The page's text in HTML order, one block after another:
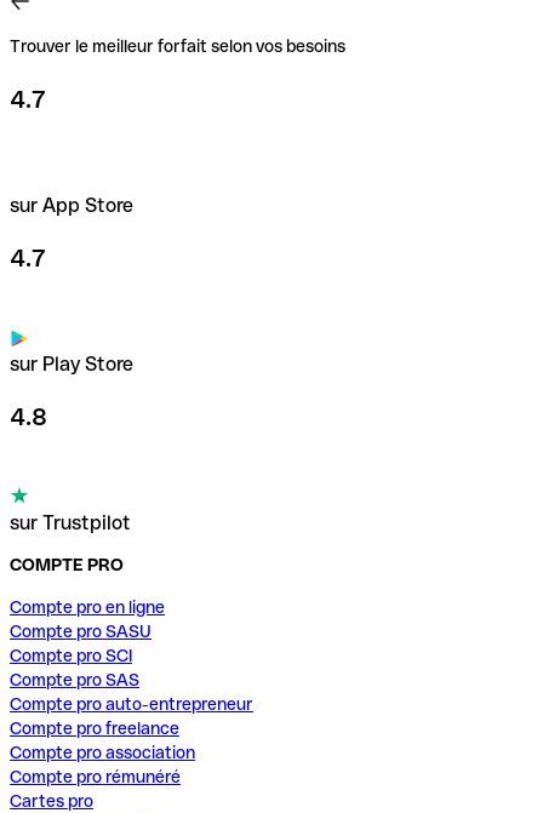
Trouver le meilleur forfait selon vos besoins
4.7
sur App Store
4.7
sur Play Store
4.8
sur Trustpilot
COMPTE PRO
Compte pro en ligne
Compte pro SASU
Compte pro SCI
Compte pro SAS
Compte pro auto-entrepreneur
Compte pro freelance
Compte pro association
Compte pro rémunéré
Cartes pro